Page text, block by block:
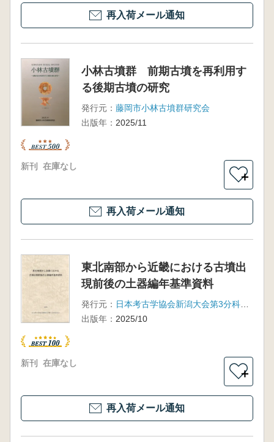
再入荷メール通知
小林古墳群 前期古墳を再利用す
る後期古墳の研究
発行元： 藤岡市小林古墳群研究会
出版年： 2025/11
新刊 在庫なし
＋
再入荷メール通知
東北南部から近畿における古墳出
現前後の土器編年基準資料
発行元：
日本考古学協会新潟大会第3分科会有志
出版年： 2025/10
新刊 在庫なし
＋
再入荷メール通知